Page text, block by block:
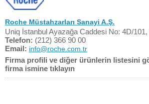
Roche Müstahzarları Sanayi A.Ş.
Uniq İstanbul Ayazağa Caddesi No: 4D/
Telefon: (212) 366 90 00
Email: info@roche.com.tr
Firma profili ve diğer ürünlerin listesini
firma ismine tıklayın